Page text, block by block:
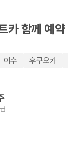
카 함께 예
여수 후쿠오카